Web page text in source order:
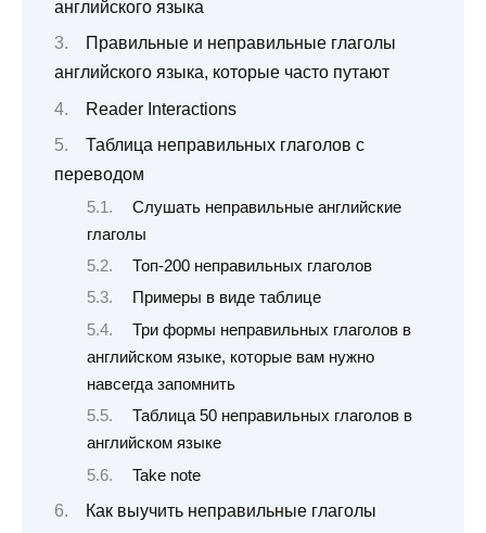
английского языка
Правильные и неправильные глаголы
английского языка, которые часто путают
Reader Interactions
Таблица неправильных глаголов с
переводом
Слушать неправильные английские
глаголы
Топ-200 неправильных глаголов
Примеры в виде таблице
Три формы неправильных глаголов в
английском языке, которые вам нужно
навсегда запомнить
Таблица 50 неправильных глаголов в
английском языке
Take note
Как выучить неправильные глаголы